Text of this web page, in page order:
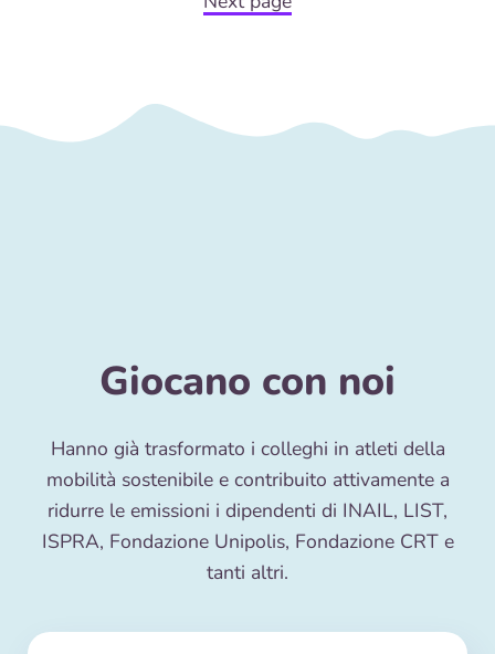
Giocano con noi
Hanno già trasformato i colleghi in atleti della
mobilità sostenibile e contribuito attivamente a
ridurre le emissioni i dipendenti di INAIL, LIST,
ISPRA, Fondazione Unipolis, Fondazione CRT e
tanti altri.